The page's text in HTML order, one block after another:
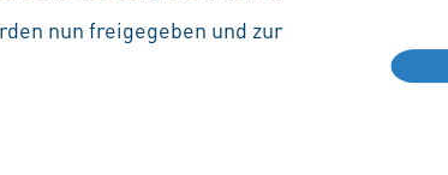
nun freigegeben und zur